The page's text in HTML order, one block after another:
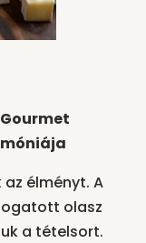
Gourmet
élményt. A
olasz
a tételsort.